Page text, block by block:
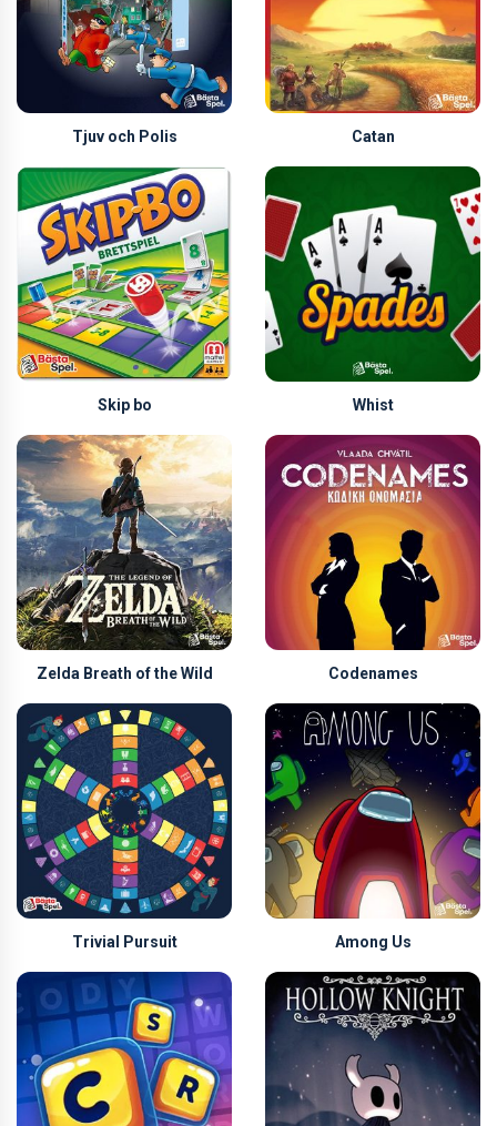
Tjuv och Polis Catan
Skip bo Whist
Zelda Breath of the Wild Codenames
Trivial Pursuit Among Us